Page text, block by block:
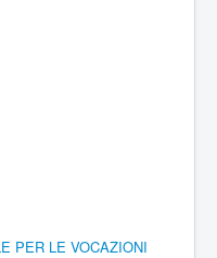
PER LE VOCAZIONI